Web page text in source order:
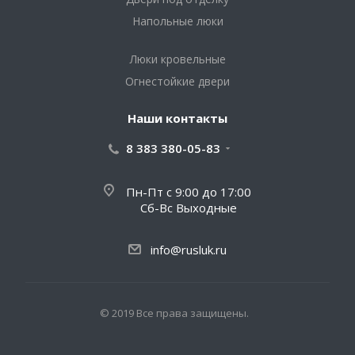
Напольные люки
Люки кровельные
Огнестойкие двери
Наши контакты
8 383 380-05-83
Пн-Пт с 9:00 до 17:00
Сб-Вс Выходные
info@rusluk.ru
© 2019 Все права защищены.